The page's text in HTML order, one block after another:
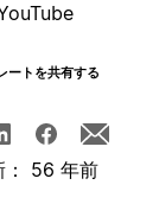
ートを共有する
： 56 年前